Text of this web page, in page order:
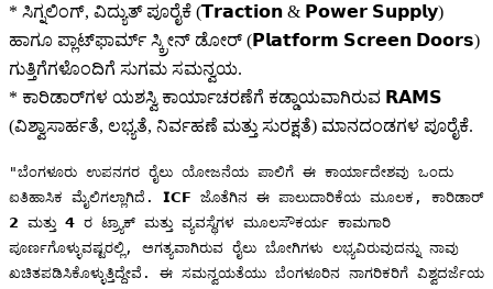
* ಸಿಗ್ನಲಿಂಗ್, ವಿದ್ಯುತ್ ಪೂರೈಕೆ (𝗧𝗿𝗮𝗰𝘁𝗶𝗼𝗻 & 𝗣𝗼𝘄𝗲𝗿 𝗦𝘂𝗽𝗽𝗹𝘆)
ಹಾಗೂ ಪ್ಲಾಟ್‌ಫಾರ್ಮ್ ಸ್ಕ್ರೀನ್ ಡೋರ್ (𝗣𝗹𝗮𝘁𝗳𝗼𝗿𝗺 𝗦𝗰𝗿𝗲𝗲𝗻 𝗗𝗼𝗼𝗿𝘀)
ಗುತ್ತಿಗೆಗಳೊಂದಿಗೆ ಸುಗಮ ಸಮನ್ವಯ.
* ಕಾರಿಡಾರ್‌ಗಳ ಯಶಸ್ವಿ ಕಾರ್ಯಾಚರಣೆಗೆ ಕಡ್ಡಾಯವಾಗಿರುವ 𝗥𝗔𝗠𝗦
(ವಿಶ್ವಾಸಾರ್ಹತೆ, ಲಭ್ಯತೆ, ನಿರ್ವಹಣೆ ಮತ್ತು ಸುರಕ್ಷತೆ) ಮಾನದಂಡಗಳ ಪೂರೈಕೆ.
"ಬೆಂಗಳೂರು ಉಪನಗರ ರೈಲು ಯೋಜನೆಯ ಪಾಲಿಗೆ ಈ ಕಾರ್ಯಾದೇಶವು ಒಂದು
ಐತಿಹಾಸಿಕ ಮೈಲಿಗಲ್ಲಾಗಿದೆ. 𝗜𝗖𝗙 ಜೊತೆಗಿನ ಈ ಪಾಲುದಾರಿಕೆಯ ಮೂಲಕ, ಕಾರಿಡಾರ್
𝟮 ಮತ್ತು 𝟰 ರ ಟ್ರ್ಯಾಕ್ ಮತ್ತು ವ್ಯವಸ್ಥೆಗಳ ಮೂಲಸೌಕರ್ಯ ಕಾಮಗಾರಿ
ಪೂರ್ಣಗೊಳ್ಳುವಷ್ಟರಲ್ಲಿ, ಅಗತ್ಯವಾಗಿರುವ ರೈಲು ಬೋಗಿಗಳು ಲಭ್ಯವಿರುವುದನ್ನು ನಾವು
ಖಚಿತಪಡಿಸಿಕೊಳ್ಳುತ್ತಿದ್ದೇವೆ. ಈ ಸಮನ್ವಯತೆಯು ಬೆಂಗಳೂರಿನ ನಾಗರಿಕರಿಗೆ ವಿಶ್ವದರ್ಜೆಯ